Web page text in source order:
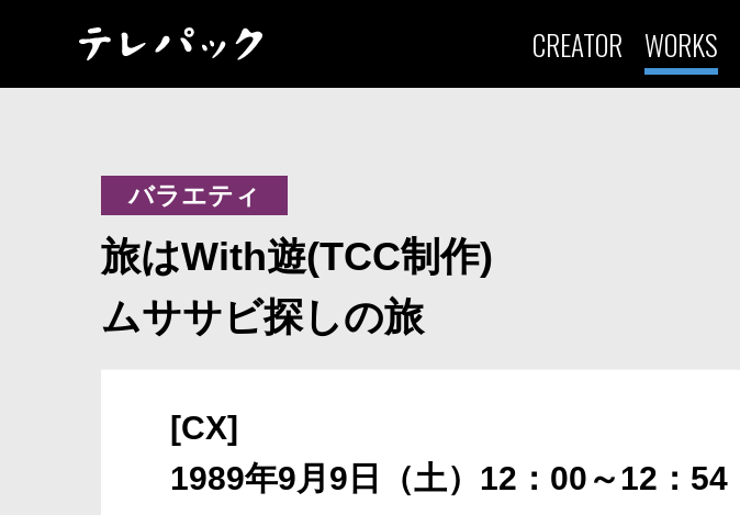
CREATOR WORKS
バラエティ
旅はWith遊(TCC制作)
ムササビ探しの旅
[CX]
1989年9月9日（土）12：00～12：54